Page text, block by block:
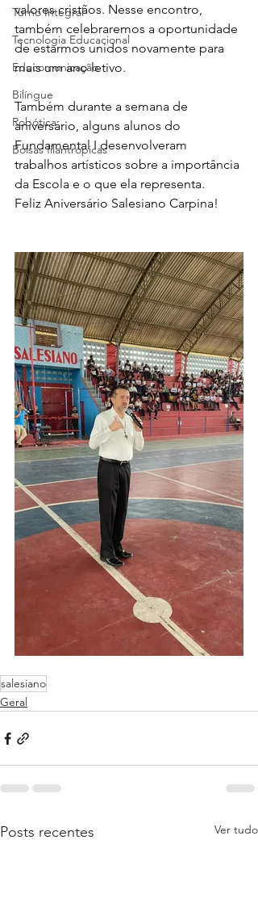
Turno Integral
Tecnologia Educacional
Educomunicação
Bilíngue
Robótica
Bolsas filantrópicas
valores cristãos. Nesse encontro,
também celebraremos a oportunidade
de estarmos unidos novamente para
mais um ano letivo.
Também durante a semana de
aniversário, alguns alunos do
Fundamental I desenvolveram
trabalhos artísticos sobre a importância
da Escola e o que ela representa.
Feliz Aniversário Salesiano Carpina!
salesiano
Geral
Posts recentes Ver tudo